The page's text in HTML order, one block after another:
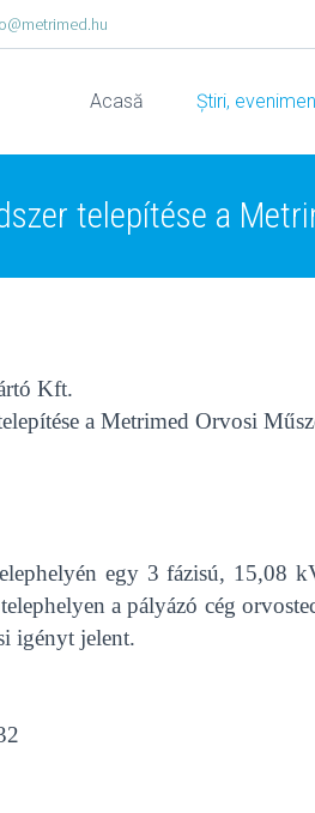
Acasă Știri,
telepítése a
Kft.
a Metrimed Orvosi
egy 3 fázisú, 15,08
a pályázó cég
igényt jelent.